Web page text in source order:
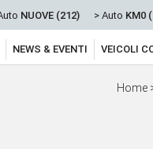
NUOVE (212) > Auto KM0
NEWS & EVENTI VEICOLI
Home